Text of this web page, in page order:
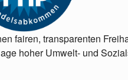
fairen, transparenten
hoher Umwelt- und